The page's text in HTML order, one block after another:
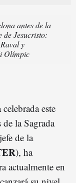
antes de la
de Jesucristo:
y
Olímpic
este
la Sagrada
de la
), ha
actualmente en